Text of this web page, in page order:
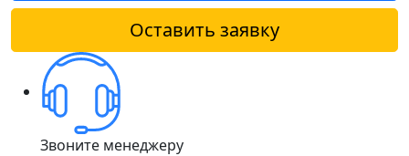
Оставить заявку
Звоните менеджеру